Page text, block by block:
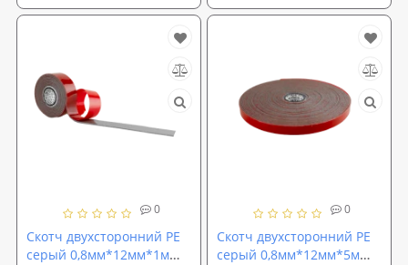
0
Скотч двухсторонний PE
серый 0,8мм*12мм*1м
0
Скотч двухсторонний PE
серый 0,8мм*12мм*5м